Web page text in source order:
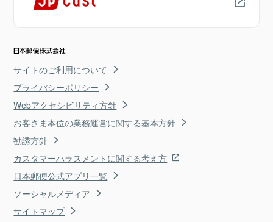
サイトのご利用について
プライバシーポリシー
Webアクセシビリティ方針
お客さま本位の業務運営に関する基本方針
勧誘方針
カスタマーハラスメントに関する考え方
日本郵便公式アプリ一覧
ソーシャルメディア
サイトマップ